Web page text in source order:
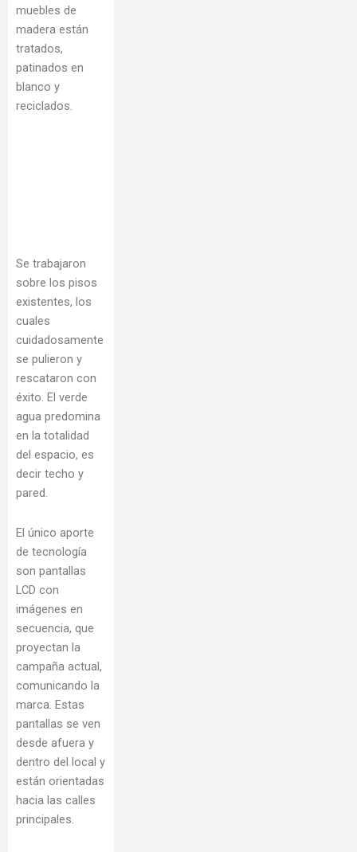
muebles de
madera están
tratados,
patinados en
blanco y
reciclados.
Se trabajaron
sobre los pisos
existentes, los
cuales
cuidadosamente
se pulieron y
rescataron con
éxito. El verde
agua predomina
en la totalidad
del espacio, es
decir techo y
pared.
El único aporte
de tecnología
son pantallas
LCD con
imágenes en
secuencia, que
proyectan la
campaña actual,
comunicando la
marca. Estas
pantallas se ven
desde afuera y
dentro del local y
están orientadas
hacia las calles
principales.